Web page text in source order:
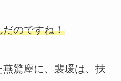
のですね！
驚塵に、裴瑗は、扶